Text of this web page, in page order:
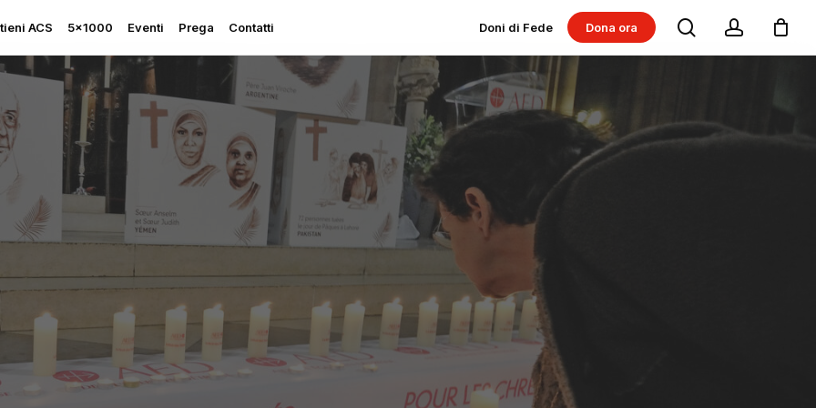
Rapporto sulla Libertà
Ascolta le sue grida
Sostegno all’Ucraina
ACS 5×1000 Eventi Prega Contatti Doni di Fede Dona ora
Dona per Messe
searchaccount